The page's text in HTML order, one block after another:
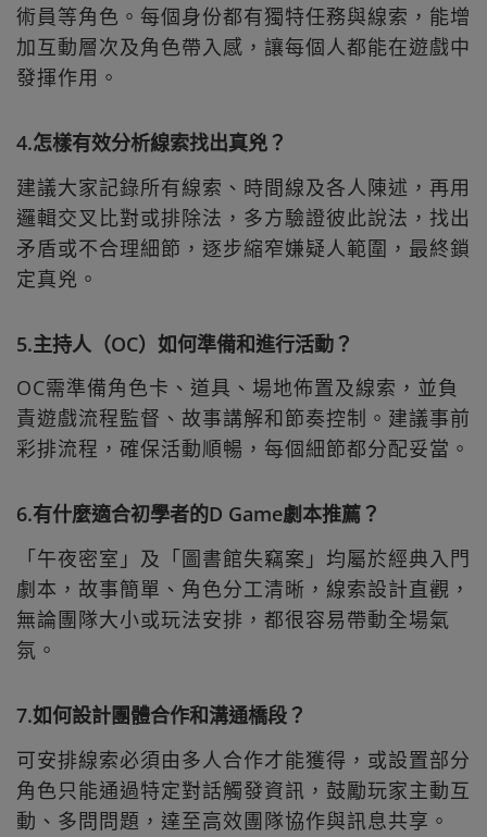
術員等角色。每個身份都有獨特任務與線索，能增
加互動層次及角色帶入感，讓每個人都能在遊戲中
發揮作用。
4.怎樣有效分析線索找出真兇？
建議大家記錄所有線索、時間線及各人陳述，再用
邏輯交叉比對或排除法，多方驗證彼此說法，找出
矛盾或不合理細節，逐步縮窄嫌疑人範圍，最終鎖
定真兇。
5.主持人（OC）如何準備和進行活動？
OC需準備角色卡、道具、場地佈置及線索，並負
責遊戲流程監督、故事講解和節奏控制。建議事前
彩排流程，確保活動順暢，每個細節都分配妥當。
6.有什麼適合初學者的D Game劇本推薦？
「午夜密室」及「圖書館失竊案」均屬於經典入門
劇本，故事簡單、角色分工清晰，線索設計直觀，
無論團隊大小或玩法安排，都很容易帶動全場氣
氛。
7.如何設計團體合作和溝通橋段？
可安排線索必須由多人合作才能獲得，或設置部分
角色只能通過特定對話觸發資訊，鼓勵玩家主動互
動、多問問題，達至高效團隊協作與訊息共享。